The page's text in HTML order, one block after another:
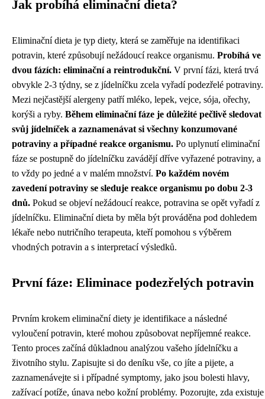
Jak probíhá eliminační dieta?
Eliminační dieta je typ diety, která se zaměřuje na identifikaci
potravin, které způsobují nežádoucí reakce organismu. Probíhá ve
dvou fázích: eliminační a reintrodukční. V první fázi, která trvá
obvykle 2-3 týdny, se z jídelníčku zcela vyřadí podezřelé potraviny.
Mezi nejčastější alergeny patří mléko, lepek, vejce, sója, ořechy,
korýši a ryby. Během eliminační fáze je důležité pečlivě sledovat
svůj jídelníček a zaznamenávat si všechny konzumované
potraviny a případné reakce organismu. Po uplynutí eliminační
fáze se postupně do jídelníčku zavádějí dříve vyřazené potraviny, a
to vždy po jedné a v malém množství. Po každém novém
zavedení potraviny se sleduje reakce organismu po dobu 2-3
dnů. Pokud se objeví nežádoucí reakce, potravina se opět vyřadí z
jídelníčku. Eliminační dieta by měla být prováděna pod dohledem
lékaře nebo nutričního terapeuta, kteří pomohou s výběrem
vhodných potravin a s interpretací výsledků.
První fáze: Eliminace podezřelých potravin
Prvním krokem eliminační diety je identifikace a následné
vyloučení potravin, které mohou způsobovat nepříjemné reakce.
Tento proces začíná důkladnou analýzou vašeho jídelníčku a
životního stylu. Zapisujte si do deníku vše, co jíte a pijete, a
zaznamenávejte si i případné symptomy, jako jsou bolesti hlavy,
zažívací potíže, únava nebo kožní problémy. Pozorujte, zda existuje